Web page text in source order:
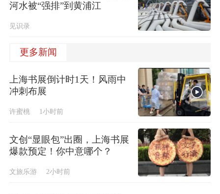
河水被“强排”到黄浦江
见识录
更多新闻
上海书展倒计时1天！风雨中
冲刺布展
许蜜桃 1小时前
文创“显眼包”出圈，上海书展
爆款预定！你中意哪个？
文旅乐游 2小时前